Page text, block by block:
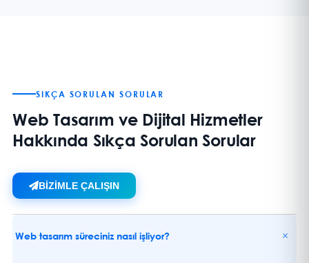
SIKÇA SORULAN SORULAR
Web Tasarım ve Dijital Hizmetler
Hakkında Sıkça Sorulan Sorular
BİZİMLE ÇALIŞIN
Web tasarım süreciniz nasıl işliyor? +